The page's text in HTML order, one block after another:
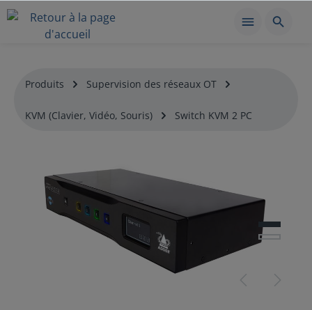
Produits Supervision des réseaux OT
KVM (Clavier, Vidéo, Souris) Switch KVM 2 PC